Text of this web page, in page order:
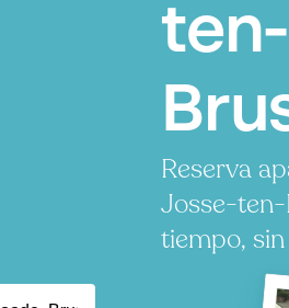
Reserva
Josse-ten-
tiempo,